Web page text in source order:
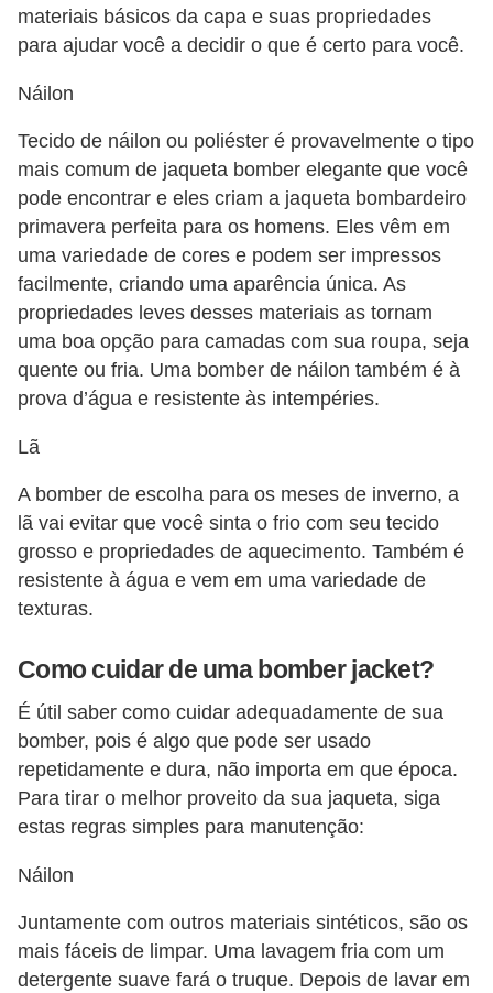
materiais básicos da capa e suas propriedades
para ajudar você a decidir o que é certo para você.
Náilon
Tecido de náilon ou poliéster é provavelmente o tipo
mais comum de jaqueta bomber elegante que você
pode encontrar e eles criam a jaqueta bombardeiro
primavera perfeita para os homens. Eles vêm em
uma variedade de cores e podem ser impressos
facilmente, criando uma aparência única. As
propriedades leves desses materiais as tornam
uma boa opção para camadas com sua roupa, seja
quente ou fria. Uma bomber de náilon também é à
prova d’água e resistente às intempéries.
Lã
A bomber de escolha para os meses de inverno, a
lã vai evitar que você sinta o frio com seu tecido
grosso e propriedades de aquecimento. Também é
resistente à água e vem em uma variedade de
texturas.
Como cuidar de uma bomber jacket?
É útil saber como cuidar adequadamente de sua
bomber, pois é algo que pode ser usado
repetidamente e dura, não importa em que época.
Para tirar o melhor proveito da sua jaqueta, siga
estas regras simples para manutenção:
Náilon
Juntamente com outros materiais sintéticos, são os
mais fáceis de limpar. Uma lavagem fria com um
detergente suave fará o truque. Depois de lavar em